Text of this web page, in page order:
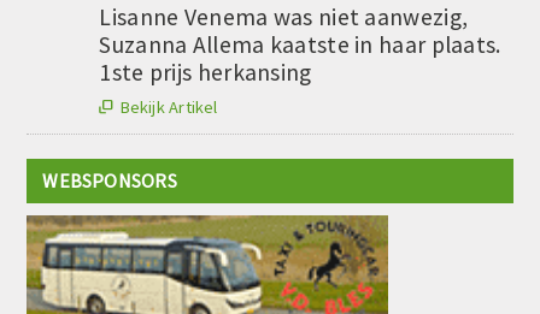
Lisanne Venema was niet aanwezig,
Suzanna Allema kaatste in haar plaats.
1ste prijs herkansing
 Bekijk Artikel
WEBSPONSORS